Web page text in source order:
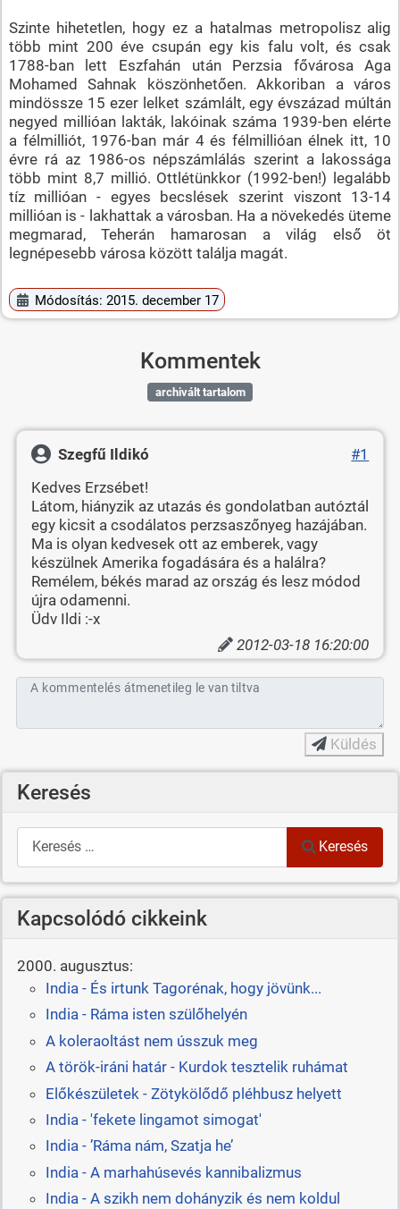
Szinte hihetetlen, hogy ez a hatalmas metropolisz alig
több mint 200 éve csupán egy kis falu volt, és csak
1788-ban lett Eszfahán után Perzsia fővárosa Aga
Mohamed Sahnak köszönhetően. Akkoriban a város
mindössze 15 ezer lelket számlált, egy évszázad múltán
negyed millióan lakták, lakóinak száma 1939-ben elérte
a félmilliót, 1976-ban már 4 és félmillióan élnek itt, 10
évre rá az 1986-os népszámlálás szerint a lakossága
több mint 8,7 millió. Ottlétünkkor (1992-ben!) legalább
tíz millióan - egyes becslések szerint viszont 13-14
millióan is - lakhattak a városban. Ha a növekedés üteme
megmarad, Teherán hamarosan a világ első öt
legnépesebb városa között találja magát.
Módosítás: 2015. december 17
Kommentek
archivált tartalom
Szegfű Ildikó
#1
Kedves Erzsébet!
Látom, hiányzik az utazás és gondolatban autóztál
egy kicsit a csodálatos perzsaszőnyeg hazájában.
Ma is olyan kedvesek ott az emberek, vagy
készülnek Amerika fogadására és a halálra?
Remélem, békés marad az ország és lesz módod
újra odamenni.
Üdv Ildi :-x
2012-03-18 16:20:00
A kommentelés átmenetileg le van tiltva
Küldés
Keresés
Keresés
Keresés
Kapcsolódó cikkeink
2000. augusztus:
India - És irtunk Tagorénak, hogy jövünk...
India - Ráma isten szülőhelyén
A koleraoltást nem ússzuk meg
A török-iráni határ - Kurdok tesztelik ruhámat
Előkészületek - Zötykölődő pléhbusz helyett
India - 'fekete lingamot simogat'
India - ’Ráma nám, Szatja he’
India - A marhahúsevés kannibalizmus
India - A szikh nem dohányzik és nem koldul